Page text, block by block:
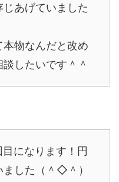
あげていました
物なんだと改め
したいです＾＾
になります！円
した（＾◇＾）